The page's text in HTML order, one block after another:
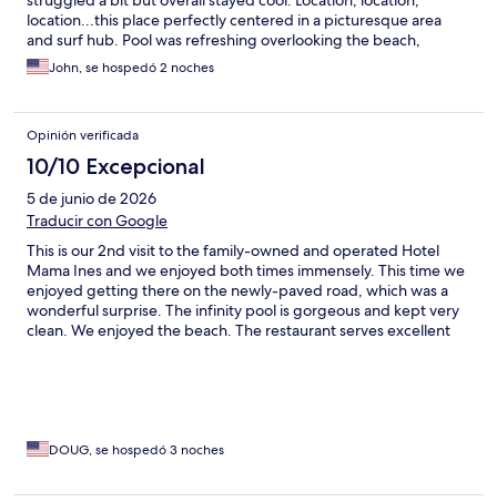
location...this place perfectly centered in a picturesque area
and surf hub. Pool was refreshing overlooking the beach,
restaurant was great, staff was excellent. Would definitely stay
here again.
John, se hospedó 2 noches
Opinión verificada
10/10 Excepcional
5 de junio de 2026
Traducir con Google
This is our 2nd visit to the family-owned and operated Hotel
Mama Ines and we enjoyed both times immensely. This time we
enjoyed getting there on the newly-paved road, which was a
wonderful surprise. The infinity pool is gorgeous and kept very
clean. We enjoyed the beach. The restaurant serves excellent
DOUG, se hospedó 3 noches